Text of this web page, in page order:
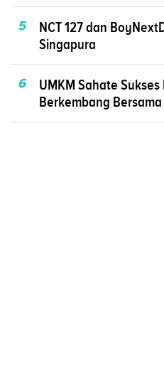
5
NCT 127 dan
Singapura
6
UMKM Sahate
Berkembang